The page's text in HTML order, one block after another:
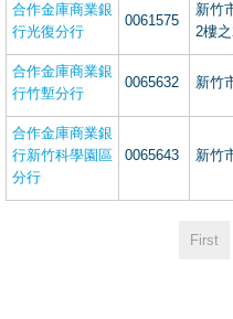
合作金庫商業銀
行光復分行
0061575
新竹
2樓
合作金庫商業銀
行竹塹分行
0065632 新竹
合作金庫商業銀
行新竹科學園區
分行
0065643 新竹
First